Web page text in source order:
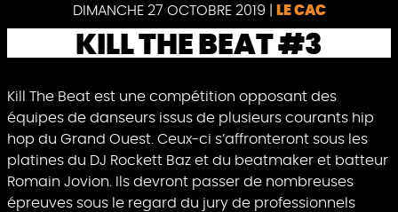
DIMANCHE 27 OCTOBRE 2019 LE CAC
KILL THE BEAT #3
Kill The Beat est une compétition opposant des
équipes de danseurs issus de plusieurs courants hip
hop du Grand Ouest. Ceux-ci s’affronteront sous les
platines du DJ Rockett Baz et du beatmaker et batteur
Romain Jovion. Ils devront passer de nombreuses
épreuves sous le regard du jury de professionnels